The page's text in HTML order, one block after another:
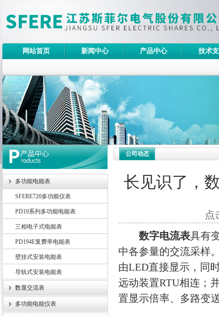
江苏斯菲尔电气股份有限公司
网站首页 新闻中心 产品中心 技术
多功能电能表
SFERE720多功能仪表
PD19系列多功能电能表
三相电子式电能表
PD194E复费率电能表
壁挂式安装电能表
导轨式安装电能表
数显交流表
多功能电能仪表
公司动态
长见识了，
点
数字电流表具有
中各参量的交流采样
由LED直接显示，同
远动装置RTU相连；
置显示倍率、多路变